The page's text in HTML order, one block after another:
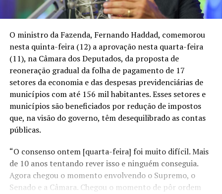
O ministro da Fazenda, Fernando Haddad, comemorou
nesta quinta-feira (12) a aprovação nesta quarta-feira
(11), na Câmara dos Deputados, da proposta de
reoneração gradual da folha de pagamento de 17
setores da economiae das despesas previdenciárias de
municípios com até 156 mil habitantes. Esses setores e
municípios são beneficiados por redução de impostos
que, na visão do governo, têm desequilibrado as contas
públicas.
“O consenso ontem [quarta-feira] foi muito difícil. Mais
de 10 anos tentando rever isso e ninguém conseguia.
Agora chegou o momento envolvendo o Supremo, o
Senado e a Câmara. Chegou o momento de pôr ordem